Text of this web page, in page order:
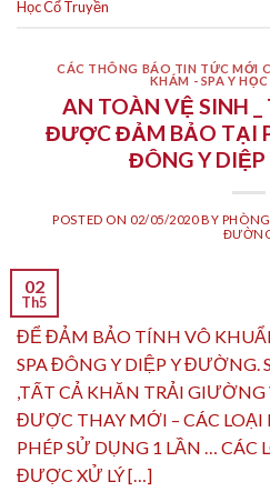
Học Cổ Truyền
CÁC THÔNG BÁO TIN TỨC MỚI
KHÁM - SPA Y
AN TOÀN VỆ SINH
ĐƯỢC ĐẢM BẢO TẠI
ĐÔNG Y
POSTED ON 02/05/2020BY
02
Th5
ĐỂ ĐẢM BẢO TÍNH VÔ
SPA ĐÔNG Y DIỆP Y ĐƯỜNG.
,TẤT CẢ KHĂN TRẢI
ĐƯỢC THAY MỚI – CÁC
PHÉP SỬ DỤNG 1 LẦN … CÁC
ĐƯỢC XỬ LÝ […]